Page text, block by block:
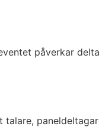
påverkar